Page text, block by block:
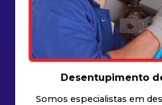
Desentupimento
Somos especialistas em